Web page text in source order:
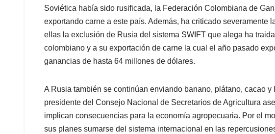
Soviética había sido rusificada, la Federación Colombiana de
exportando carne a este país. Además, ha criticado severamente
ellas la exclusión de Rusia del sistema SWIFT que alega ha
colombiano y a su exportación de carne la cual el año pasado
ganancias de hasta 64 millones de dólares.
A Rusia también se continúan enviando banano, plátano, cacao
presidente del Consejo Nacional de Secretarios de Agricultura
implican consecuencias para la economía agropecuaria. Por el
sus planes sumarse del sistema internacional en las